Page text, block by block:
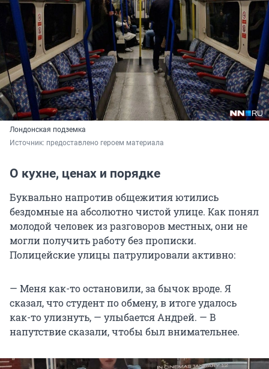
Лондонская подземка
Источник: предоставлено героем материала
О кухне, ценах и порядке
Буквально напротив общежития ютились
бездомные на абсолютно чистой улице. Как понял
молодой человек из разговоров местных, они не
могли получить работу без прописки.
Полицейские улицы патрулировали активно:
— Меня как-то остановили, за бычок вроде. Я
сказал, что студент по обмену, в итоге удалось
как-то улизнуть, — улыбается Андрей. — В
напутствие сказали, чтобы был внимательнее.